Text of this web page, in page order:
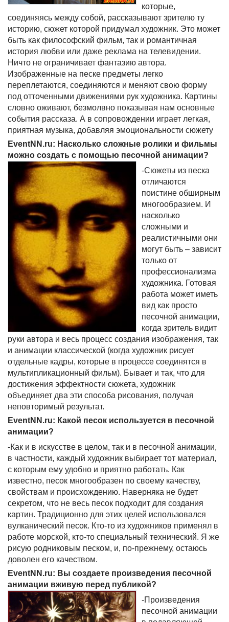
которые,
соединяясь между собой, рассказывают зрителю ту
историю, сюжет которой придумал художник. Это может
быть как философский фильм, так и романтичная
история любви или даже реклама на телевидении.
Ничто не ограничивает фантазию автора.
Изображенные на песке предметы легко
переплетаются, соединяются и меняют свою форму
под отточенными движениями рук художника. Картины
словно оживают, безмолвно показывая нам основные
события рассказа. А в сопровождении играет легкая,
приятная музыка, добавляя эмоциональности сюжету
EventNN.ru: Насколько сложные ролики и фильмы
можно создать с помощью песочной анимации?
-Сюжеты из песка
отличаются
поистине обширным
многообразием. И
насколько
сложными и
реалистичными они
могут быть – зависит
только от
профессионализма
художника. Готовая
работа может иметь
вид как просто
песочной анимации,
когда зритель видит
руки автора и весь процесс создания изображения, так
и анимации классической (когда художник рисует
отдельные кадры, которые в процессе соединятся в
мультипликационный фильм). Бывает и так, что для
достижения эффектности сюжета, художник
объединяет два эти способа рисования, получая
неповторимый результат.
EventNN.ru: Какой песок используется в песочной
анимации?
-Как и в искусстве в целом, так и в песочной анимации,
в частности, каждый художник выбирает тот материал,
с которым ему удобно и приятно работать. Как
известно, песок многообразен по своему качеству,
свойствам и происхождению. Наверняка не будет
секретом, что не весь песок подходит для создания
картин. Традиционно для этих целей использовался
вулканический песок. Кто-то из художников применял в
работе морской, кто-то специальный технический. Я же
рисую родниковым песком, и, по-прежнему, остаюсь
доволен его качеством.
EventNN.ru: Вы создаете произведения песочной
анимации вживую перед публикой?
-Произведения
песочной анимации